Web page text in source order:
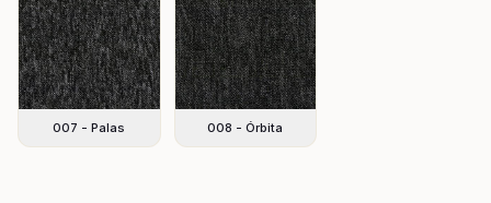
007 - Palas 008 - Órbita